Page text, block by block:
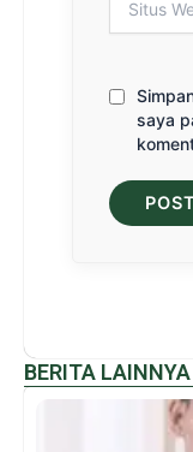
Web
saya
BERITA LAINNYA